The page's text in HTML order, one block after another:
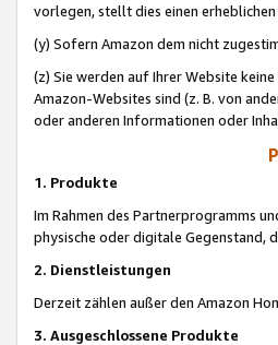
vorlegen, stellt dies einen
(y) Sofern Amazon dem nicht
(z) Sie werden auf Ihrer Website
Amazon-Websites sind (z. B. von
oder anderen Informationen oder
1. Produkte
Im Rahmen des Partnerprogramms
physische oder digitale Gegenstand,
2. Dienstleistungen
Derzeit zählen außer den Amazon
3. Ausgeschlossene Produkte